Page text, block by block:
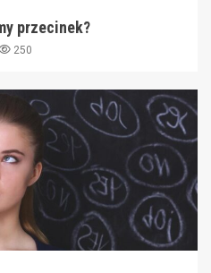
przecinek?
250